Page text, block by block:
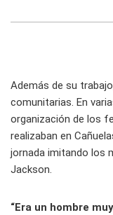
Además de su
comunitarias. En
organización de los
realizaban en
jornada imitando los
Jackson.
“Era un hombre